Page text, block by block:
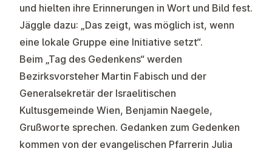
und hielten ihre Erinnerungen in Wort und Bild fest.
Jäggle dazu: „Das zeigt, was möglich ist, wenn
eine lokale Gruppe eine Initiative setzt“.
Beim „Tag des Gedenkens“ werden
Bezirksvorsteher Martin Fabisch und der
Generalsekretär der Israelitischen
Kultusgemeinde Wien, Benjamin Naegele,
Grußworte sprechen. Gedanken zum Gedenken
kommen von der evangelischen Pfarrerin Julia